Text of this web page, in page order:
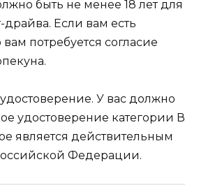
быть не менее 18 лет для
драйва. Если вам есть
потребуется согласие
У вас должно
удостоверение категории В
является действительным
Федерации.